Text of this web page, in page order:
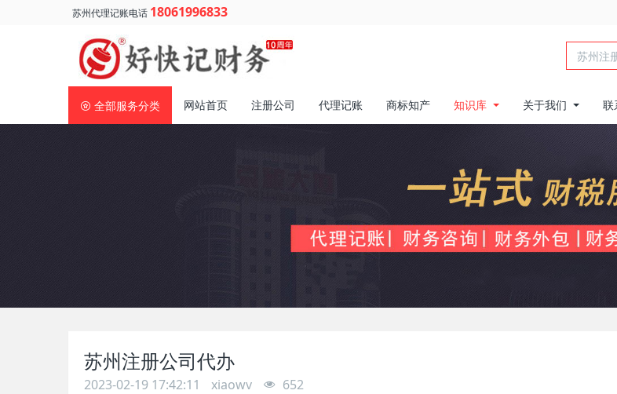
苏州代理记账电话 18061996833
全部服务分类 网站首页 注册公司 代理记账 商标知产 知识库 关于我们 联
苏州注册公司代办
2023-02-19 17:42:11 xiaowv 652